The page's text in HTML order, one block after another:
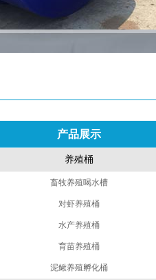
产品展示
养殖桶
畜牧养殖喝水槽
对虾养殖桶
水产养殖桶
育苗养殖桶
泥鳅养殖孵化桶